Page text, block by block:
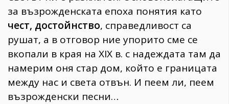
за възрожденската епоха понятия като
чест, достойнство, справедливост са
рушат, а в отговор ние упорито сме се
вкопали в края на XIX в. с надеждата там да
намерим оня стар дом, който е границата
между нас и света отвън. И пеем ли, пеем
възрожденски песни…